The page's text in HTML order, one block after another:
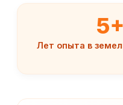
5+
Лет опыта в